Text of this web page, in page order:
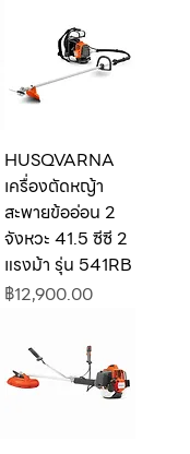
HUSQVARNA
เครื่องตัดหญ้า
สะพายข้ออ่อน 2
จังหวะ 41.5 ซีซี 2
แรงม้า รุ่น 541RB
ราคา
฿12,900.00